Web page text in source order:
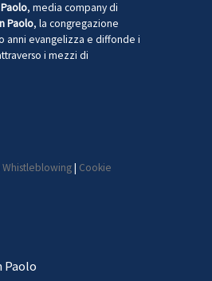
, media company di
Paolo, la congregazione
anni evangelizza e diffonde i
i mezzi di
Whistleblowing| Cookie
Paolo